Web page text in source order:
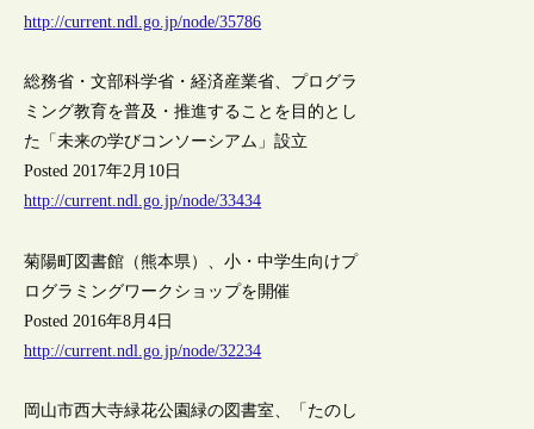
http://current.ndl.go.jp/node/35786
総務省・文部科学省・経済産業省、プログラ
ミング教育を普及・推進することを目的とし
た「未来の学びコンソーシアム」設立
Posted 2017年2月10日
http://current.ndl.go.jp/node/33434
菊陽町図書館（熊本県）、小・中学生向けプ
ログラミングワークショップを開催
Posted 2016年8月4日
http://current.ndl.go.jp/node/32234
岡山市西大寺緑花公園緑の図書室、「たのし